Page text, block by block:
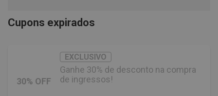
Cupons expirados
30% OFF
EXCLUSIVO
Ganhe 30% de desconto na compra
de ingressos!